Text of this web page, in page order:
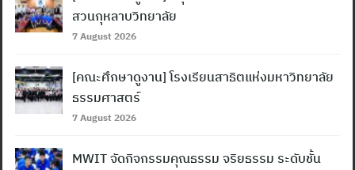
สวนกุหลาบวิทยาลัย
7 August 2026
[คณะศึกษาดูงาน] โรงเรียนสาธิตแห่งมหาวิทยาลัย
ธรรมศาสตร์
7 August 2026
MWIT จัดกิจกรรมคุณธรรม จริยธรรม ระดับชั้น